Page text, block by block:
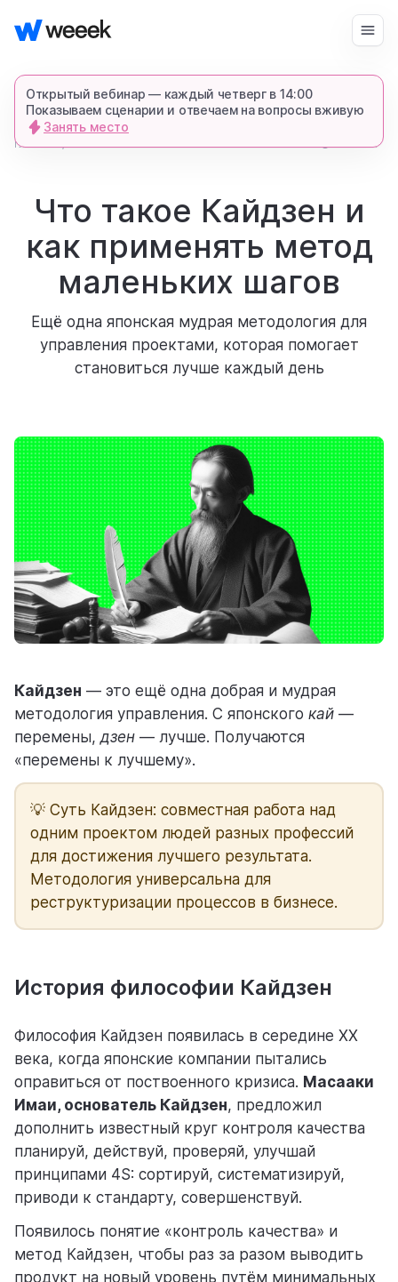
Открытый вебинар — каждый четверг в 14:00
Показываем сценарии и отвечаем на вопросы вживую
Занять место
продукт
для кого
блог
полезности и рассказы о приятном
цены
тарифные планы для любых команд
помощь
помогаем научиться работать в Weeek
запросить демонстрацию
Войти Начать бесплатно
главная блог 36598 7 мин.
Что такое Кайдзен и
как применять метод
маленьких шагов
Ещё одна японская мудрая методология для
управления проектами, которая помогает
становиться лучше каждый день
Кайдзен — это ещё одна добрая и мудрая
методология управления. С японского кай —
перемены,дзен — лучше. Получаются
«перемены к лучшему».
💡 Суть Кайдзен: совместная работа над
одним проектом людей разных профессий
для достижения лучшего результата.
Методология универсальна для
реструктуризации процессов в бизнесе.
История философии Кайдзен
Философия Кайдзен появилась в середине ХХ
века, когда японские компании пытались
оправиться от поствоенного кризиса. Масааки
Имаи, основатель Кайдзен, предложил
дополнить известный круг контроля качества
планируй, действуй, проверяй, улучшай
принципами 4S: сортируй, систематизируй,
приводи к стандарту, совершенствуй.
Появилось понятие «контроль качества» и
метод Кайдзен, чтобы раз за разом выводить
продукт на новый уровень путём минимальных